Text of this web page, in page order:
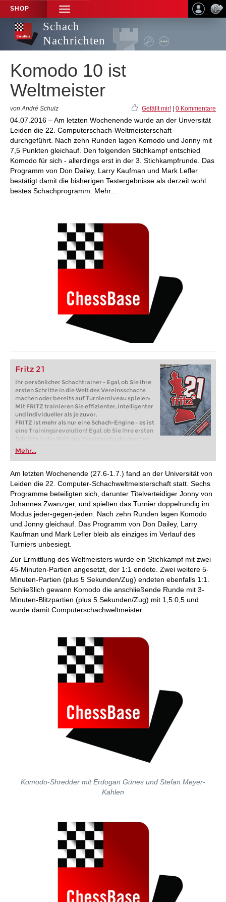
SHOP
TOGGLE
NAVIGATION
Schach
Nachrichten
Komodo 10 ist
Weltmeister
von André Schulz Gefällt mir! 0 Kommentare
04.07.2016 – Am letzten Wochenende wurde an der Unversität
Leiden die 22. Computerschach-Weltmeisterschaft
durchgeführt. Nach zehn Runden lagen Komodo und Jonny mit
7,5 Punkten gleichauf. Den folgenden Stichkampf entschied
Komodo für sich - allerdings erst in der 3. Stichkampfrunde. Das
Programm von Don Dailey, Larry Kaufman und Mark Lefler
bestätigt damit die bisherigen Testergebnisse als derzeit wohl
bestes Schachprogramm. Mehr...
Fritz 21
Ihr persönlicher Schachtrainer - Egal, ob Sie Ihre
ersten Schritte in die Welt des Vereinsschachs
machen oder bereits auf Turnierniveau spielen:
Mit FRITZ trainieren Sie effizienter, intelligenter
und individueller als je zuvor.
FRITZ ist mehr als nur eine Schach-Engine – es ist
eine Trainingsrevolution! Egal, ob Sie Ihre ersten
Schritte in die Welt des Vereinsschachs machen
oder bereits auf Turnierniveau spielen: Mit
FRITZ trainieren Sie effizienter, intelligenter und
individueller als je zuvor.
Mehr...
Am letzten Wochenende (27.6-1.7.) fand an der Universität von
Leiden die 22. Computer-Schachweltmeisterschaft statt. Sechs
Programme beteiligten sich, darunter Titelverteidiger Jonny von
Johannes Zwanzger, und spielten das Turnier doppelrundig im
Modus jeder-gegen-jeden. Nach zehn Runden lagen Komodo
und Jonny gleichauf. Das Programm von Don Dailey, Larry
Kaufman und Mark Lefler bleib als einziges im Verlauf des
Turniers unbesiegt.
Zur Ermittlung des Weltmeisters wurde ein Stichkampf mit zwei
45-Minuten-Partien angesetzt, der 1:1 endete. Zwei weitere 5-
Minuten-Partien (plus 5 Sekunden/Zug) endeten ebenfalls 1:1.
Schließlich gewann Komodo die anschließende Runde mit 3-
Minuten-Blitzpartien (plus 5 Sekunden/Zug) mit 1,5:0,5 und
wurde damit Computerschachweltmeister.
Komodo-Shredder mit Erdogan Günes und Stefan Meyer-
Kahlen